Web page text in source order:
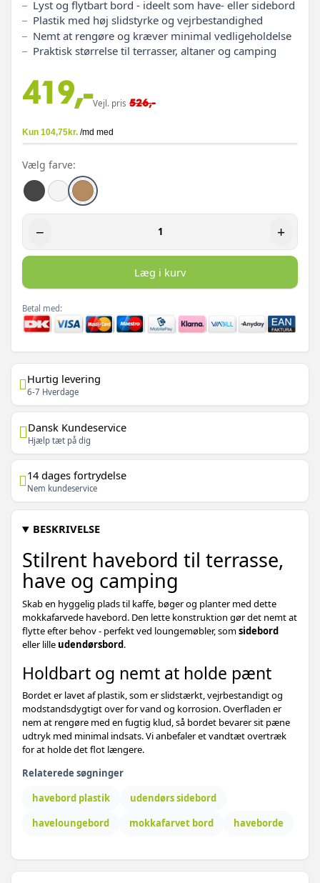
Lyst og flytbart bord - ideelt som have- eller sidebord
Plastik med høj slidstyrke og vejrbestandighed
Nemt at rengøre og kræver minimal vedligeholdelse
Praktisk størrelse til terrasser, altaner og camping
419,-Vejl. pris 526,-
Vælg farve:
− +
Læg i kurv
Betal med:
Hurtig levering
6-7 Hverdage
Dansk Kundeservice
Hjælp tæt på dig
14 dages fortrydelse
Nem kundeservice
BESKRIVELSE
Stilrent havebord til terrasse,
have og camping
Skab en hyggelig plads til kaffe, bøger og planter med dette
mokkafarvede havebord. Den lette konstruktion gør det nemt at
flytte efter behov - perfekt ved loungemøbler, somsidebord
eller lille udendørsbord.
Holdbart og nemt at holde pænt
Bordet er lavet af plastik, som er slidstærkt, vejrbestandigt og
modstandsdygtigt over for vand og korrosion. Overfladen er
nem at rengøre med en fugtig klud, så bordet bevarer sit pæne
udtryk med minimal indsats. Vi anbefaler et vandtæt overtræk
for at holde det flot længere.
Relaterede søgninger
havebord plastik
udendørs sidebord
haveloungebord
mokkafarvet bord haveborde